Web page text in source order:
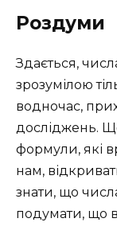
Роздуми
Здається,
зрозумілою
водночас,
досліджень.
формули, які
нам,
знати, що
подумати, що